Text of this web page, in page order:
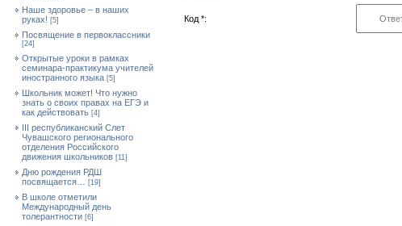
Наше здоровье – в наших
руках! [5]
Посвящение в первоклассники
[24]
Открытые уроки в рамках
семинара-практикума учителей
иностранного языка [5]
Школьник может! Что нужно
знать о своих правах на ЕГЭ и
как действовать [4]
III республиканский Слет
Чувашского регионального
отделения Российского
движения школьников [11]
Дню рождения РДШ
посвящается…
[19]
В школе отметили
Международный день
толерантности [6]
Код *: